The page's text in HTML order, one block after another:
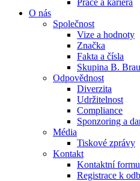
Práce a kariéra
O nás
Společnost
Vize a hodnoty
Značka
Fakta a čísla
Skupina B.
Odpovědnost
Diverzita
Udržitelnost
Compliance
Sponzoring a
Média
Tiskové zprávy
Kontakt
Kontaktní
Registrace k